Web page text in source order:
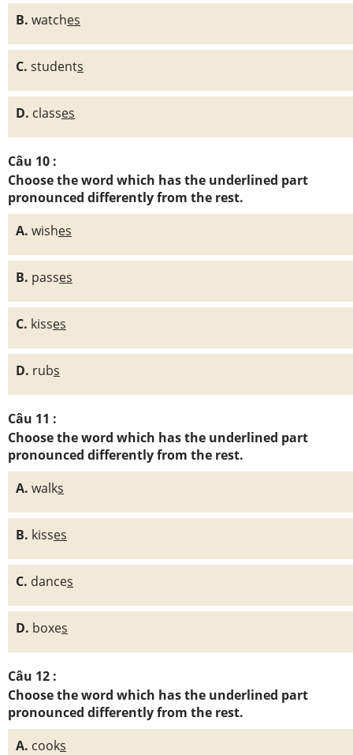
B. watches
C. students
D. classes
Câu 10 :
Choose the word which has the underlined part
pronounced differently from the rest.
A. wishes
B. passes
C. kisses
D. rubs
Câu 11 :
Choose the word which has the underlined part
pronounced differently from the rest.
A. walks
B. kisses
C. dances
D. boxes
Câu 12 :
Choose the word which has the underlined part
pronounced differently from the rest.
A. cooks